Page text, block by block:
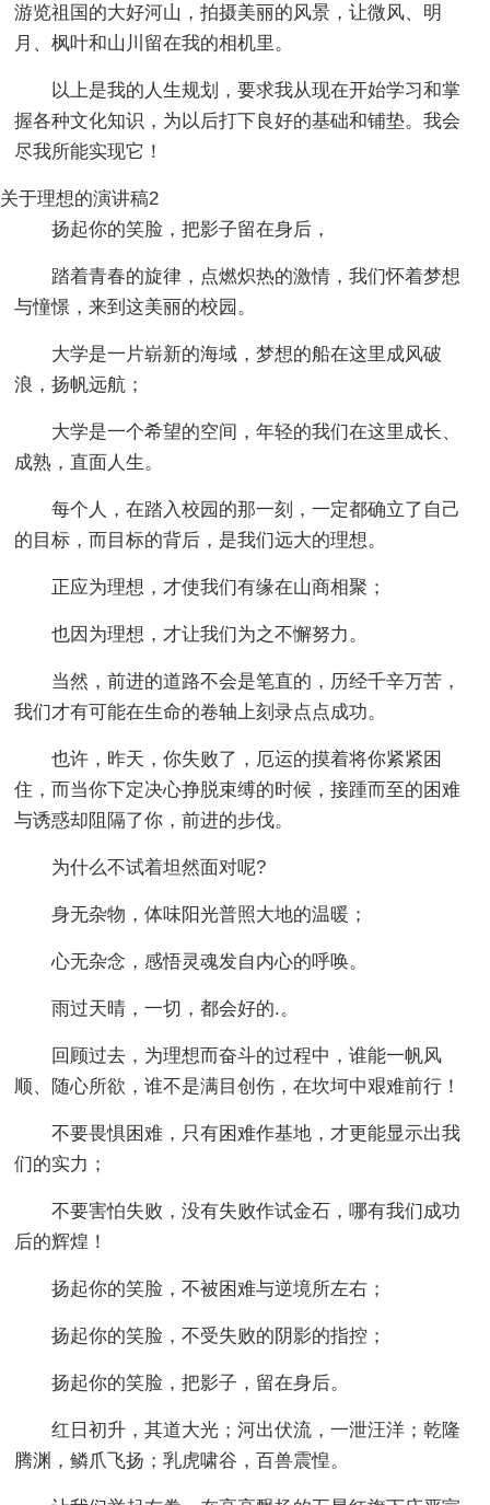
游览祖国的大好河山，拍摄美丽的风景，让微风、明
月、枫叶和山川留在我的相机里。
以上是我的人生规划，要求我从现在开始学习和掌
握各种文化知识，为以后打下良好的基础和铺垫。我会
尽我所能实现它！
关于理想的演讲稿2
扬起你的笑脸，把影子留在身后，
踏着青春的旋律，点燃炽热的激情，我们怀着梦想
与憧憬，来到这美丽的校园。
大学是一片崭新的海域，梦想的船在这里成风破
浪，扬帆远航；
大学是一个希望的空间，年轻的我们在这里成长、
成熟，直面人生。
每个人，在踏入校园的那一刻，一定都确立了自己
的目标，而目标的背后，是我们远大的理想。
正应为理想，才使我们有缘在山商相聚；
也因为理想，才让我们为之不懈努力。
当然，前进的道路不会是笔直的，历经千辛万苦，
我们才有可能在生命的卷轴上刻录点点成功。
也许，昨天，你失败了，厄运的摸着将你紧紧困
住，而当你下定决心挣脱束缚的时候，接踵而至的困难
与诱惑却阻隔了你，前进的步伐。
为什么不试着坦然面对呢?
身无杂物，体味阳光普照大地的温暖；
心无杂念，感悟灵魂发自内心的呼唤。
雨过天晴，一切，都会好的.。
回顾过去，为理想而奋斗的过程中，谁能一帆风
顺、随心所欲，谁不是满目创伤，在坎坷中艰难前行！
不要畏惧困难，只有困难作基地，才更能显示出我
们的实力；
不要害怕失败，没有失败作试金石，哪有我们成功
后的辉煌！
扬起你的笑脸，不被困难与逆境所左右；
扬起你的笑脸，不受失败的阴影的指控；
扬起你的笑脸，把影子，留在身后。
红日初升，其道大光；河出伏流，一泄汪洋；乾隆
腾渊，鳞爪飞扬；乳虎啸谷，百兽震惶。